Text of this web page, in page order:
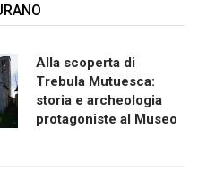
Alla scoperta di
Trebula Mutuesca:
storia e archeologia
protagoniste al Museo